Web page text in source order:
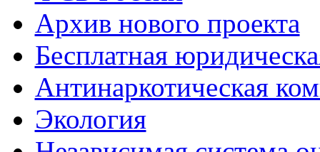
Архив нового проекта
Бесплатная
Антинаркотическая
Экология